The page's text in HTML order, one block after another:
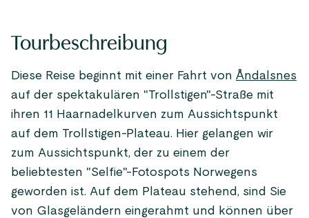
Tourbeschreibung
Diese Reise beginnt mit einer Fahrt von Åndalsnes
auf der spektakulären "Trollstigen"-Straße mit
ihren 11 Haarnadelkurven zum Aussichtspunkt
auf dem Trollstigen-Plateau. Hier gelangen wir
zum Aussichtspunkt, der zu einem der
beliebtesten "Selfie"-Fotospots Norwegens
geworden ist. Auf dem Plateau stehend, sind Sie
von Glasgeländern eingerahmt und können über